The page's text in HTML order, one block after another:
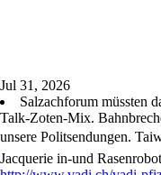
Jul 31, 2026
Salzachforum müssten
Talk-Zoten-Mix.
unsere Politsendungen.
Jacquerie in-und